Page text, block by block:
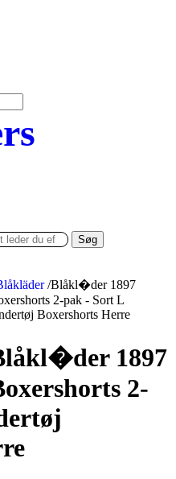
Søg
/Blåkl�der 1897
2-pak - Sort L
Boxershorts Herre
1897
2-